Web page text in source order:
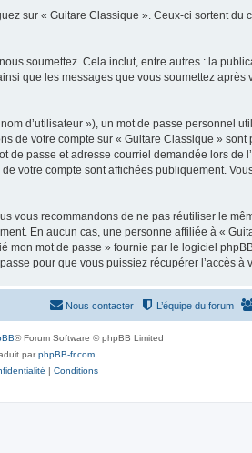
sur « Guitare Classique ». Ceux-ci sortent
soumettez. Cela inclut, entre autres : la
que les messages que vous soumettez
d’utilisateur »), un mot de passe personnel
de votre compte sur « Guitare Classique »
passe et adresse courriel demandée lors de
votre compte sont affichées publiquement.
recommandons de ne pas réutiliser le
En aucun cas, une personne affiliée à «
mot de passe » fournie par le logiciel
pour que vous puissiez récupérer l’accès à
L’équipe du forum
Nous contacter
® Forum Software © phpBB Limited
parphpBB-fr.com
| Conditions